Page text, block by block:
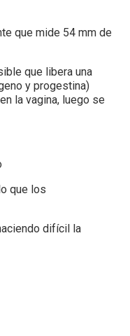
que mide 54 mm de
que libera una
y progestina)
la vagina, luego se
que los
difícil la